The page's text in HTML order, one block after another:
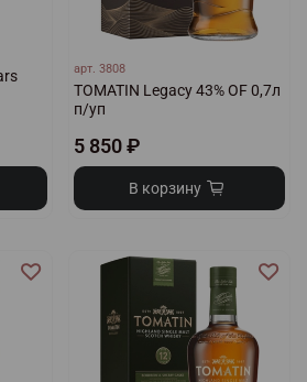
арт.3808
TOMATIN Legacy 43% OF 0,7л
п/уп
5 850 ₽
В корзину